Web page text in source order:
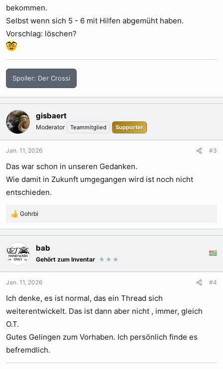
bekommen.
Selbst wenn sich 5 - 6 mit Hilfen abgemüht haben.
Vorschlag: löschen?
Spoiler: Der Crossi
gisbaert
Moderator Teammitglied Supporter
Jan. 11, 2026 #3
Das war schon in unseren Gedanken.
Wie damit in Zukunft umgegangen wird ist noch nicht
entschieden.
R
a
k
t
i
o
n
n
Gohrbi
bab
Gehört zum Inventar ★★★
Jan. 11, 2026 #4
Ich denke, es ist normal, das ein Thread sich
weiterentwickelt. Das ist dann aber nicht , immer, gleich
O.T.
Gutes Gelingen zum Vorhaben. Ich persönlich finde es
befremdlich.